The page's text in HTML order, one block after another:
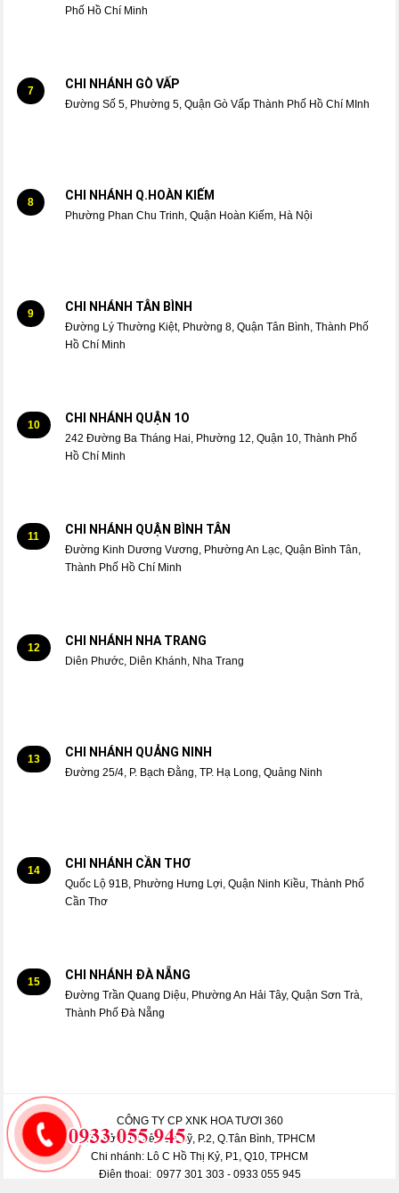
Phố Hồ Chí Minh
7 CHI NHÁNH GÒ VẤP
Đường Số 5, Phường 5, Quận Gò Vấp Thành Phố Hồ Chí MInh
8 CHI NHÁNH Q.HOÀN KIẾM
Phường Phan Chu Trinh, Quận Hoàn Kiếm, Hà Nội
9 CHI NHÁNH TÂN BÌNH
Đường Lý Thường Kiệt, Phường 8, Quận Tân Bình, Thành Phố
Hồ Chí Minh
10 CHI NHÁNH QUẬN 1O
242 Đường Ba Tháng Hai, Phường 12, Quận 10, Thành Phố
Hồ Chí Minh
11 CHI NHÁNH QUẬN BÌNH TÂN
Đường Kinh Dương Vương, Phường An Lạc, Quận Bình Tân,
Thành Phố Hồ Chí Minh
12 CHI NHÁNH NHA TRANG
Diên Phước, Diên Khánh, Nha Trang
13 CHI NHÁNH QUẢNG NINH
Đường 25/4, P. Bạch Đằng, TP. Hạ Long, Quảng Ninh
14 CHI NHÁNH CẦN THƠ
Quốc Lộ 91B, Phường Hưng Lợi, Quận Ninh Kiều, Thành Phố
Cần Thơ
15 CHI NHÁNH ĐÀ NẴNG
Đường Trần Quang Diệu, Phường An Hải Tây, Quận Sơn Trà,
Thành Phố Đà Nẵng
CÔNG TY CP XNK HOA TƯƠI 360
Trụ sở: 413 Lê Văn Sỹ, P.2, Q.Tân Bình, TPHCM
Chi nhánh: Lô C Hồ Thị Kỷ, P1, Q10, TPHCM
Điện thoại: 0977 301 303 - 0933 055 945